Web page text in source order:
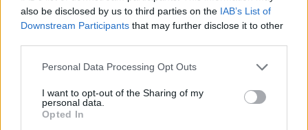
also be disclosed by us to third parties on the IAB’s List of
Downstream Participants that may further disclose it to other
Personal Data Processing Opt Outs
I want to opt-out of the Sharing of my
personal data.
Opted In
1.8.2026 17:28 | OLOMOUC (ČTK)
O dvě mláďata se letos
Kopečku u Olomouce. Oba
dohledem svých matek skotačí ve výběhu s ostatními členy stáda.
Olomoucká zoo začala chovat zubry v roce 1973. O třináct let
později chov tohoto největšího divokého evropského kopytníka